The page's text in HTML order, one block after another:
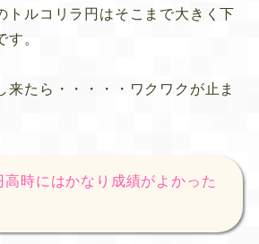
トルコリラ円はそこまで大きく下
す。
来たら・・・・・ワクワクが止ま
高時にはかなり成績がよかった